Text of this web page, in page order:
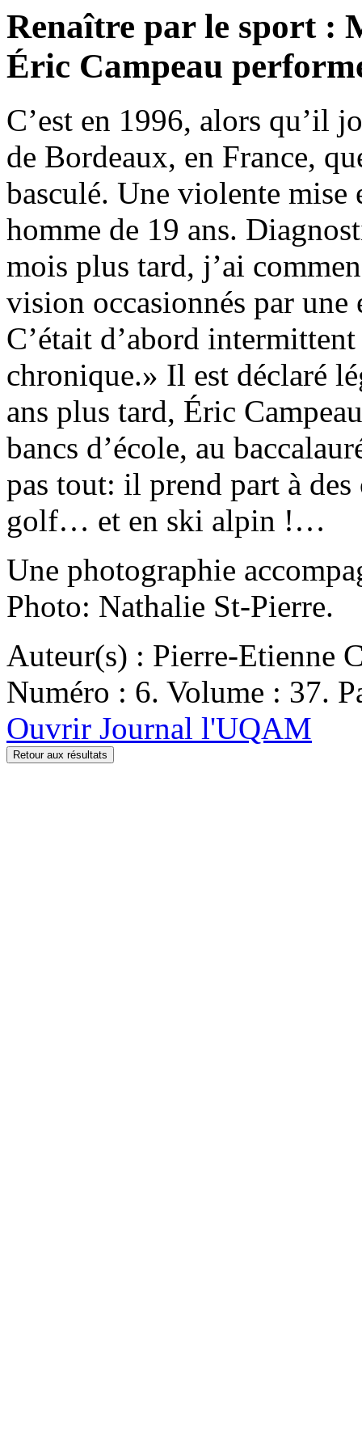
Renaître par le sport :
Éric Campeau
C’est en 1996, alors qu’il
de Bordeaux, en France,
basculé. Une violente mise
homme de 19 ans.
mois plus tard, j’ai
vision occasionnés par
C’était d’abord
chronique.» Il est déclaré
ans plus tard, Éric
bancs d’école, au
pas tout: il prend part à
golf… et en ski alpin !…
Une photographie
Photo: Nathalie St-Pierre.
Auteur(s) : Pierre-Etienne
Numéro : 6. Volume : 37.
Ouvrir Journal l'UQAM
Retour aux résultats